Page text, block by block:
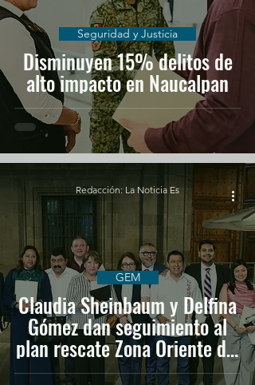
Disminuyen 15% delitos de
alto impacto en Naucalpan
Seguridad y Justicia
Claudia Sheinbaum y Delfina
Gómez dan seguimiento al
plan rescate Zona Oriente del
EdoMéx
GEM
Redacción: La Noticia Es